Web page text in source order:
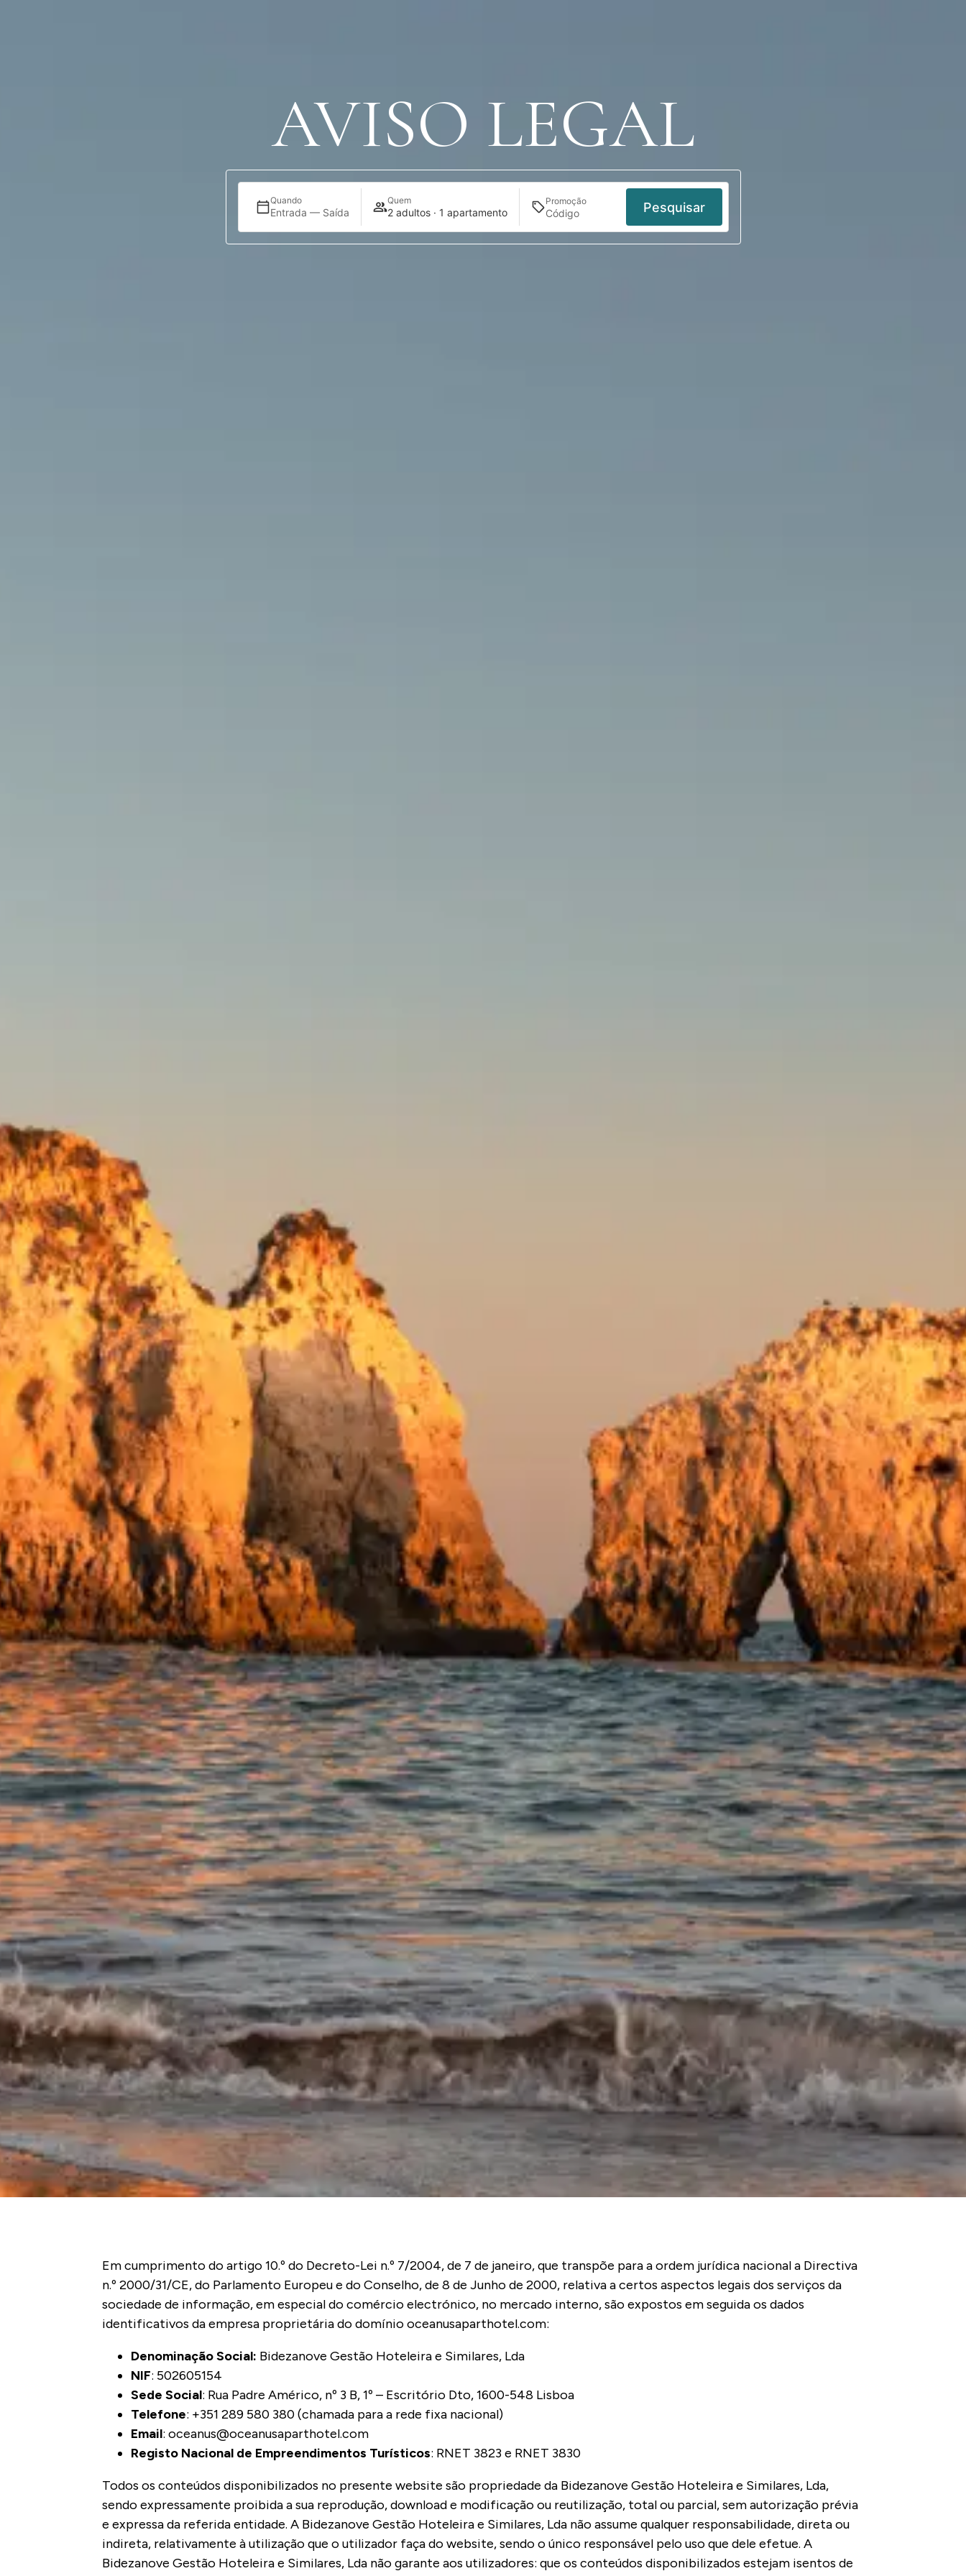
AVISO LEGAL
Quando
Entrada — Saída
Quem
2 adultos · 1 apartamento
Promoção Pesquisar
Em cumprimento do artigo 10.º do Decreto-Lei n.º 7/2004, de 7 de janeiro, que transpõe para a ordem jurídica nacional a Directiva
n.º 2000/31/CE, do Parlamento Europeu e do Conselho, de 8 de Junho de 2000, relativa a certos aspectos legais dos serviços da
sociedade de informação, em especial do comércio electrónico, no mercado interno, são expostos em seguida os dados
identificativos da empresa proprietária do domínio oceanusaparthotel.com:
Denominação Social: Bidezanove Gestão Hoteleira e Similares, Lda
NIF: 502605154
Sede Social: Rua Padre Américo, nº 3 B, 1º – Escritório Dto, 1600-548 Lisboa
Telefone: +351 289 580 380 (chamada para a rede fixa nacional)
Email: oceanus@oceanusaparthotel.com
Registo Nacional de Empreendimentos Turísticos: RNET 3823 e RNET 3830
Todos os conteúdos disponibilizados no presente website são propriedade da Bidezanove Gestão Hoteleira e Similares, Lda,
sendo expressamente proibida a sua reprodução, download e modificação ou reutilização, total ou parcial, sem autorização prévia
e expressa da referida entidade. A Bidezanove Gestão Hoteleira e Similares, Lda não assume qualquer responsabilidade, direta ou
indireta, relativamente à utilização que o utilizador faça do website, sendo o único responsável pelo uso que dele efetue. A
Bidezanove Gestão Hoteleira e Similares, Lda não garante aos utilizadores: que os conteúdos disponibilizados estejam isentos de